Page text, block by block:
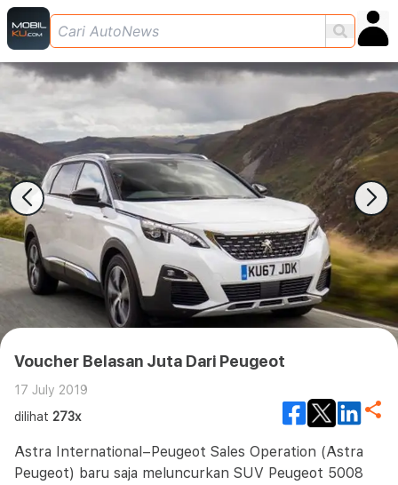
Voucher Belasan Juta Dari Peugeot
17 July 2019
dilihat 273x
Astra International–Peugeot Sales Operation (Astra
Peugeot) baru saja meluncurkan SUV Peugeot 5008